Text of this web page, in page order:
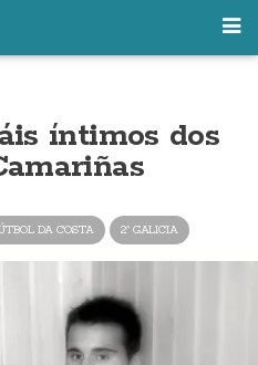
íntimos dos
DA COSTA 2ª GALICIA